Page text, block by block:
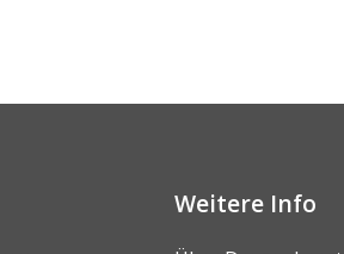
Weitere Info